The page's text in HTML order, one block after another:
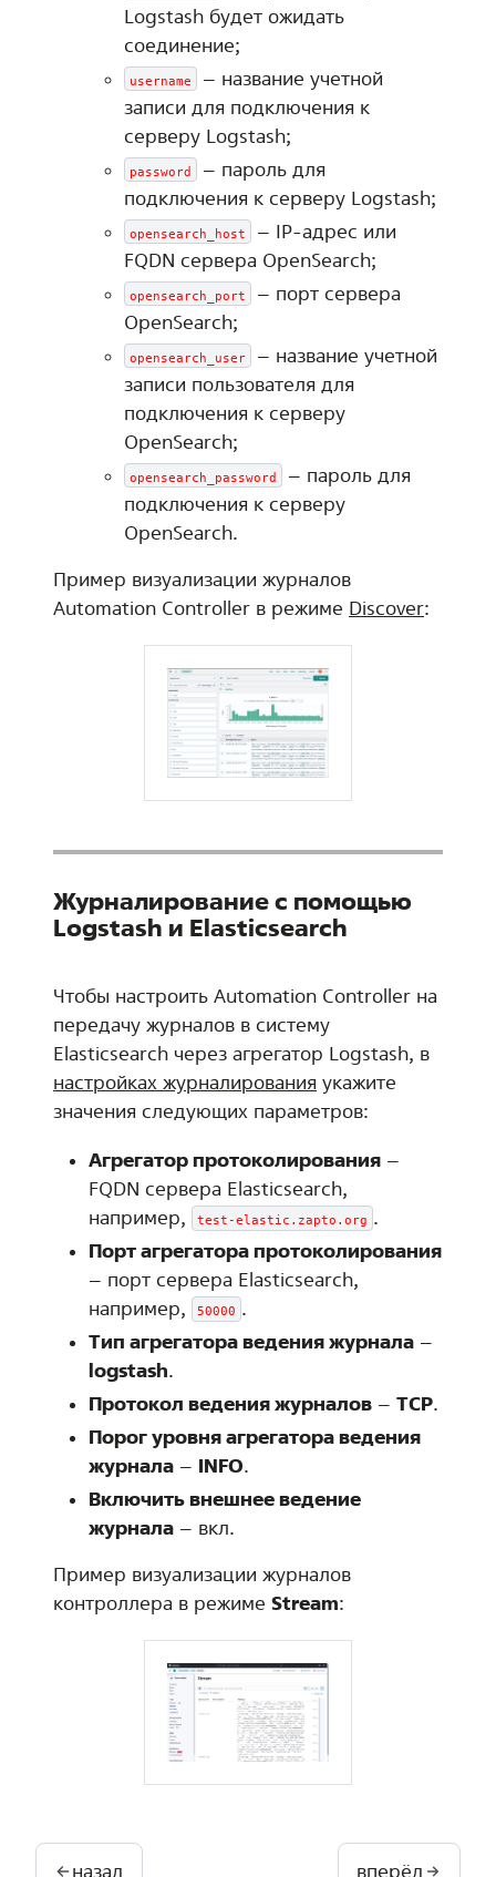
Logstash будет ожидать
соединение;
username
– название учетной
записи для подключения к
серверу Logstash;
password
– пароль для
подключения к серверу Logstash;
opensearch_host
– IP-адрес или
FQDN сервера OpenSearch;
opensearch_port
– порт сервера
OpenSearch;
opensearch_user
– название учетной
записи пользователя для
подключения к серверу
OpenSearch;
opensearch_password
– пароль для
подключения к серверу
OpenSearch.
Пример визуализации журналов
Automation Controller в режиме Discover:
Журналирование с помощью
Logstash и Elasticsearch
Чтобы настроить Automation Controller на
передачу журналов в систему
Elasticsearch через агрегатор Logstash, в
настройках журналирования укажите
значения следующих параметров:
Агрегатор протоколирования –
FQDN сервера Elasticsearch,
например,
test-elastic.zapto.org .
Порт агрегатора протоколирования
– порт сервера Elasticsearch,
например,
50000 .
Тип агрегатора ведения журнала –
logstash.
Протокол ведения журналов – TCP.
Порог уровня агрегатора ведения
журнала – INFO.
Включить внешнее ведение
журнала – вкл.
Пример визуализации журналов
контроллера в режиме Stream:
назад вперёд